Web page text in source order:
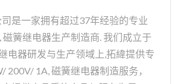
是一家拥有超过37年经验的专业
磁簧继电器生产制造商. 我们成立于
电器研发与生产领域上,拓緯提供专
200V/ 1A, 磁簧继电器制造服务，